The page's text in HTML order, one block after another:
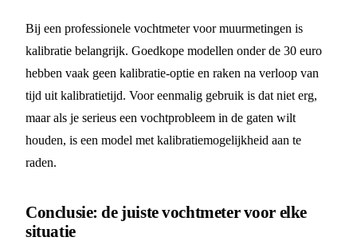
Bij een professionele vochtmeter voor muurmetingen is
kalibratie belangrijk. Goedkope modellen onder de 30 euro
hebben vaak geen kalibratie-optie en raken na verloop van
tijd uit kalibratietijd. Voor eenmalig gebruik is dat niet erg,
maar als je serieus een vochtprobleem in de gaten wilt
houden, is een model met kalibratiemogelijkheid aan te
raden.
Conclusie: de juiste vochtmeter voor elke
situatie